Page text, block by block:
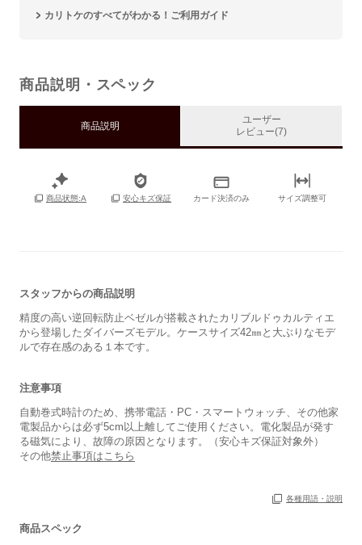
カリトケのすべてがわかる！ご利用ガイド
商品説明・スペック
商品説明
ユーザー
レビュー(7)
商品状態:A 安心キズ保証 カード決済のみ サイズ調整可
スタッフからの商品説明
精度の高い逆回転防止ベゼルが搭載されたカリブルドゥカルティエ
から登場したダイバーズモデル。ケースサイズ42㎜と大ぶりなモデ
ルで存在感のある１本です。
注意事項
自動巻式時計のため、携帯電話・PC・スマートウォッチ、その他家
電製品からは必ず5cm以上離してご使用ください。電化製品が発す
る磁気により、故障の原因となります。（安心キズ保証対象外）
その他禁止事項はこちら
各種用語・説明
商品スペック